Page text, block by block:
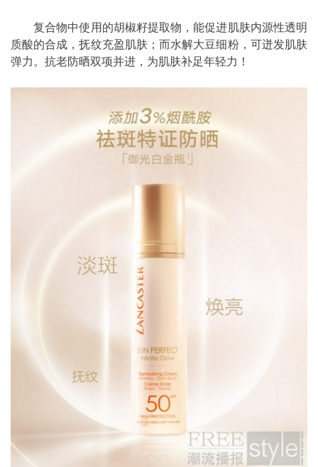
复合物中使用的胡椒籽提取物，能促进肌肤内源性透明
质酸的合成，抚纹充盈肌肤；而水解大豆细粉，可迸发肌肤
弹力。抗老防晒双项并进，为肌肤补足年轻力！